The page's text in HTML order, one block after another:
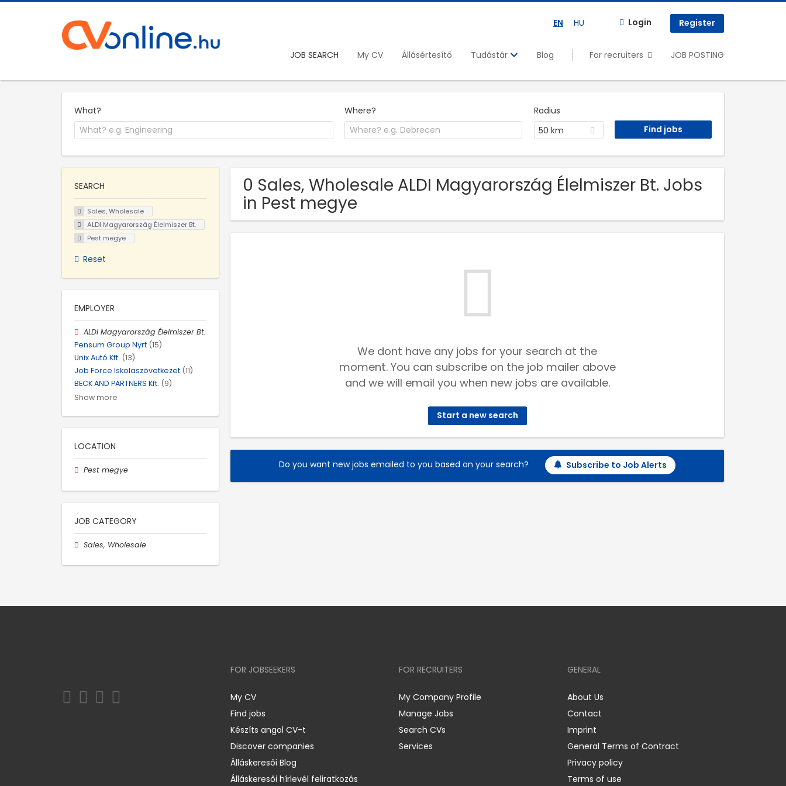
EN HU Login Register
JOB SEARCH My CV Állásértesítő Tudástár Blog For recruiters JOB POSTING
What? Where?
Radius
50 km
0 Sales, Wholesale ALDI Magyarország Élelmiszer Bt. Jobs
in Pest megye
We dont have any jobs for your search at the
moment. You can subscribe on the job mailer above
and we will email you when new jobs are available.
Start a new search
Do you want new jobs emailed to you based on your search? Subscribe to Job Alerts
SEARCH
Sales, Wholesale
ALDI Magyarország Élelmiszer Bt.
Pest megye
Reset
EMPLOYER
ALDI Magyarország Élelmiszer Bt.
Pensum Group Nyrt (15)
Unix Autó Kft. (13)
Job Force Iskolaszövetkezet (11)
BECK AND PARTNERS Kft. (9)
Show more
LOCATION
Pest megye
JOB CATEGORY
Sales, Wholesale
FOR JOBSEEKERS
My CV
Find jobs
Készíts angol CV-t
Discover companies
Álláskeresői Blog
Álláskeresői hírlevél feliratkozás
FOR RECRUITERS
My Company Profile
Manage Jobs
Search CVs
Services
GENERAL
About Us
Contact
Imprint
General Terms of Contract
Privacy policy
Terms of use